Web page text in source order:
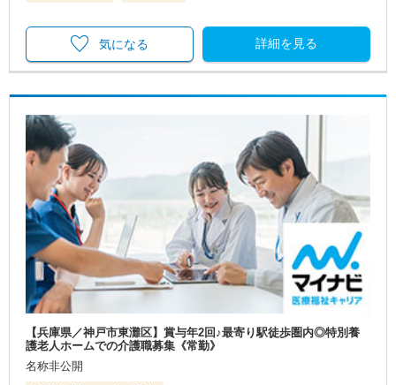
詳細を見る
気になる
【兵庫県／神戸市東灘区】賞与年2回♪最寄り駅徒歩圏内◎特別養
護老人ホームでの介護職募集《常勤》
名称非公開